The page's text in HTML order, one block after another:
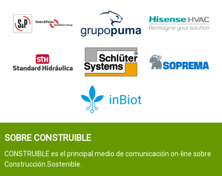
SOBRE CONSTRUIBLE
CONSTRUIBLE es el principal medio de comunicación on-line sobre
Construcción Sostenible.